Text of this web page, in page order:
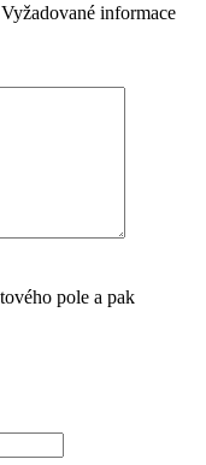
Vyžadované informace